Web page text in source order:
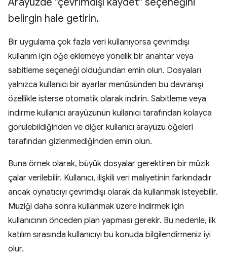
belirgin hale getirin.
Bir uygulama çok fazla veri kullanıyorsa çevrimdışı
kullanım için öğe eklemeye yönelik bir anahtar veya
sabitleme seçeneği olduğundan emin olun. Dosyaları
yalnızca kullanıcı bir ayarlar menüsünden bu davranışı
özellikle isterse otomatik olarak indirin. Sabitleme veya
indirme kullanıcı arayüzünün kullanıcı tarafından kolayca
görülebildiğinden ve diğer kullanıcı arayüzü öğeleri
tarafından gizlenmediğinden emin olun.
Buna örnek olarak, büyük dosyalar gerektiren bir müzik
çalar verilebilir. Kullanıcı, ilişkili veri maliyetinin farkındadır
ancak oynatıcıyı çevrimdışı olarak da kullanmak isteyebilir.
Müziği daha sonra kullanmak üzere indirmek için
kullanıcının önceden plan yapması gerekir. Bu nedenle, ilk
katılım sırasında kullanıcıyı bu konuda bilgilendirmeniz iyi
olur.